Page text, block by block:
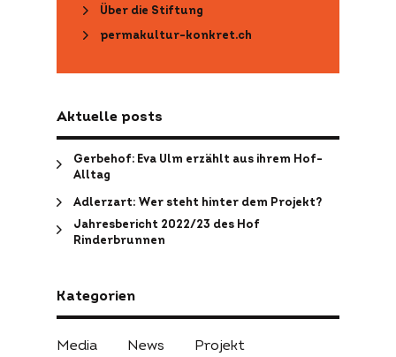
Über die Stiftung
permakultur-konkret.ch
Aktuelle posts
Gerbehof: Eva Ulm erzählt aus ihrem Hof-
Alltag
Adlerzart: Wer steht hinter dem Projekt?
Jahresbericht 2022/23 des Hof
Rinderbrunnen
Kategorien
Media News
Projekt